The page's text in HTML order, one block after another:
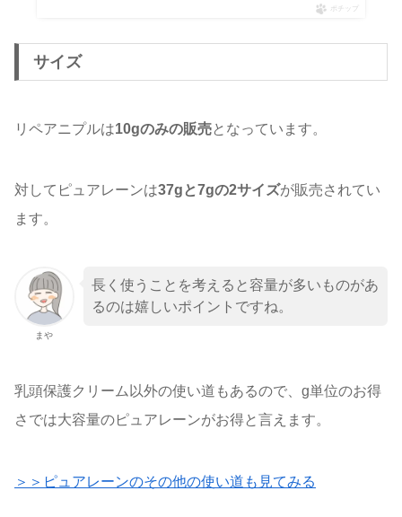
ポチップ
サイズ
リペアニプルは10gのみの販売となっています。
対してピュアレーンは37gと7gの2サイズが販売されてい
ます。
まや
長く使うことを考えると容量が多いものがあ
るのは嬉しいポイントですね。
乳頭保護クリーム以外の使い道もあるので、g単位のお得
さでは大容量のピュアレーンがお得と言えます。
＞＞ピュアレーンのその他の使い道も見てみる